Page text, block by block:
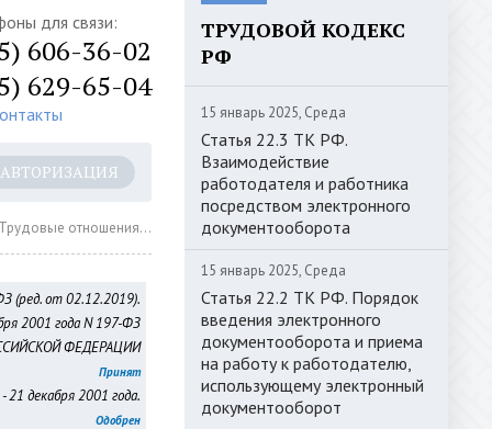
для связи:
606-36-02
629-65-04
АВТОРИЗАЦИЯ
договора в результате избрания по конкурсу (действующая редакция)
(ред. от 02.12.2019).
2001 года N 197-ФЗ
ФЕДЕРАЦИИ
Принят
21 декабря 2001 года.
Одобрен
ТРУДОВОЙ КОДЕКС
РФ
15 январь 2025, Среда
Статья 22.3 ТК РФ.
Взаимодействие
работодателя и работника
посредством электронного
документооборота
15 январь 2025, Среда
Статья 22.2 ТК РФ. Порядок
введения электронного
документооборота и приема
на работу к работодателю,
использующему электронный
документооборот